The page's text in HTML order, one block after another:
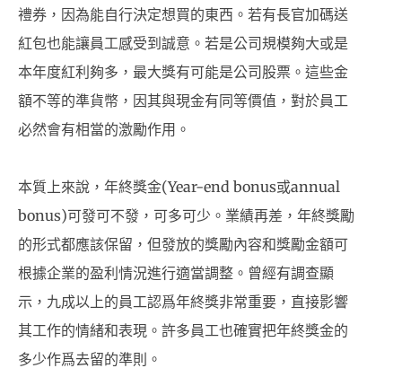
禮券，因為能自行決定想買的東西。若有長官加碼送
紅包也能讓員工感受到誠意。若是公司規模夠大或是
本年度紅利夠多，最大獎有可能是公司股票。這些金
額不等的準貨幣，因其與現金有同等價值，對於員工
必然會有相當的激勵作用。
本質上來說，年終獎金(Year-end bonus或annual
bonus)可發可不發，可多可少。業績再差，年終獎勵
的形式都應該保留，但發放的獎勵內容和獎勵金額可
根據企業的盈利情況進行適當調整。曾經有調查顯
示，九成以上的員工認爲年終獎非常重要，直接影響
其工作的情緒和表現。許多員工也確實把年終獎金的
多少作爲去留的準則。